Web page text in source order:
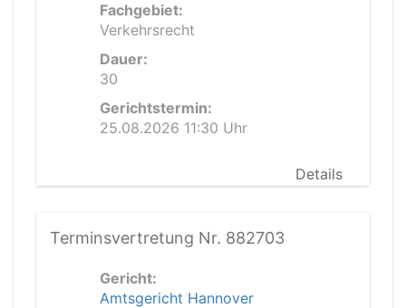
Fachgebiet:
Verkehrsrecht
Dauer:
30
Gerichtstermin:
25.08.2026 11:30 Uhr
Details
Terminsvertretung Nr. 882703
Gericht:
Amtsgericht Hannover